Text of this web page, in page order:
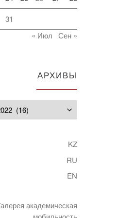
31
« Июл
Сен »
АРХИВЫ
KZ
RU
EN
академическая